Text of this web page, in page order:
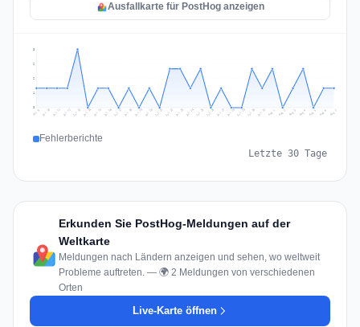
Ausfallkarte für PostHog anzeigen
1
2
2
3
Jul 9 Jul 10 Jul 11 Jul 12 Jul 13 Jul 14 Jul 15 Jul 16 Jul 17 Jul 18 Jul 19 Jul 20 Jul 21 Jul 22 Jul 23 Jul 24 Jul 25 Jul 26 Jul 27 Jul 28 Jul 29 Jul 30 Jul 31 Aug 1 Aug 2 Aug 3 Aug 4 Aug 5 Aug 6 Aug 7
Fehlerberichte
Letzte 30 Tage
Erkunden Sie PostHog-Meldungen auf der
Weltkarte
Meldungen nach Ländern anzeigen und sehen, wo weltweit
Probleme auftreten. — 🌍 2 Meldungen von verschiedenen
Orten
Live-Karte öffnen